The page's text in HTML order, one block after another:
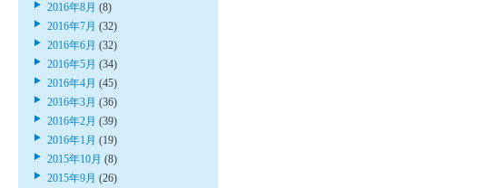
2016年8月 (8)
2016年7月 (32)
2016年6月 (32)
2016年5月 (34)
2016年4月 (45)
2016年3月 (36)
2016年2月 (39)
2016年1月 (19)
2015年10月 (8)
2015年9月 (26)